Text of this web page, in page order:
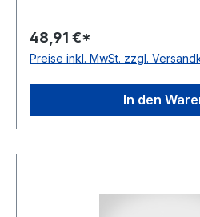
Norm DIN 7753 Material
Polyester Breite 12,7mm
48,91 €*
Preise inkl. MwSt. zzgl.
In den